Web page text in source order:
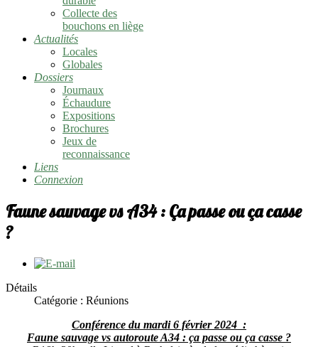
Collecte des
bouchons en liège
Actualités
Locales
Globales
Dossiers
Journaux
Échaudure
Expositions
Brochures
Jeux de
reconnaissance
Liens
Connexion
Faune sauvage vs A34 : Ça passe ou ça casse
?
Détails
Catégorie : Réunions
Conférence du mardi 6 février 2024 :
Faune sauvage vs autoroute A34 : ça passe ou ça casse ?